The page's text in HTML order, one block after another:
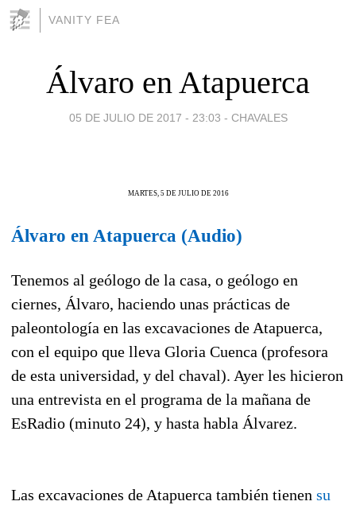
VANITY FEA
Álvaro en Atapuerca
05 DE JULIO DE 2017 - 23:03 - CHAVALES
MARTES, 5 DE JULIO DE 2016
Álvaro en Atapuerca (Audio)
Tenemos al geólogo de la casa, o geólogo en
ciernes, Álvaro, haciendo unas prácticas de
paleontología en las excavaciones de Atapuerca,
con el equipo que lleva Gloria Cuenca (profesora
de esta universidad, y del chaval). Ayer les hicieron
una entrevista en el programa de la mañana de
EsRadio (minuto 24), y hasta habla Álvarez.
Las excavaciones de Atapuerca también tienen su